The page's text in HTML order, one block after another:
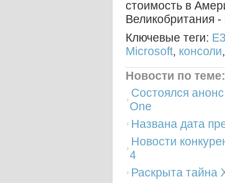
стоимость в
Великобритания -
Ключевые теги:
Microsoft, консоли
Новости по теме:
Состоялся
One
Названа дата
Новости
4
Раскрыта тайна